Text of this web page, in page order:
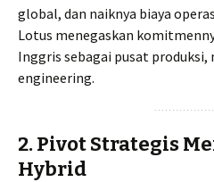
global, dan naiknya biaya
Lotus menegaskan
Inggris sebagai pusat
engineering.
2. Pivot Strategis
Hybrid